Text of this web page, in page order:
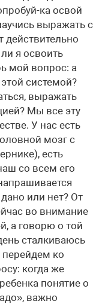
ка освой
выражать с
я освоить
мой вопрос: а
системой?
выражать
Мы все эту
У нас есть
мозг с
есть
со всем его
или нет? От
во внимание
а говорю о той
сталкиваюсь
перейдем ко
когда же
понятие о
важно